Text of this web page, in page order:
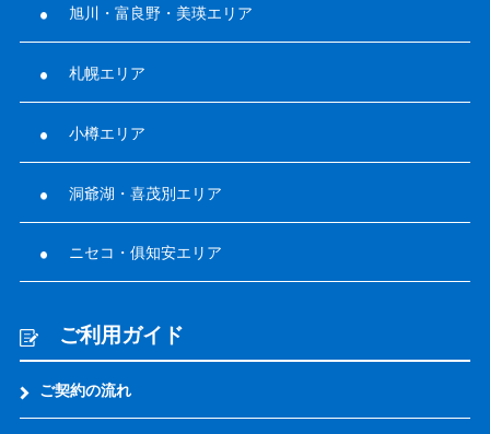
旭川・富良野・美瑛エリア
札幌エリア
小樽エリア
洞爺湖・喜茂別エリア
ニセコ・俱知安エリア
ご利用ガイド
ご契約の流れ